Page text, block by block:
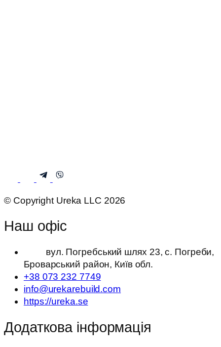
© Copyright Ureka LLC 2026
Наш офіс
вул. Погребський шлях 23, с. Погреби,
Броварський район, Київ обл.
+38 073 232 7749
info@urekarebuild.com
https://ureka.se
Додаткова інформація